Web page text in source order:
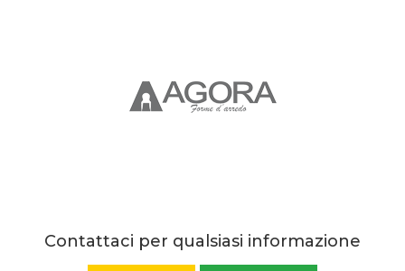
Contattaci per qualsiasi informazione